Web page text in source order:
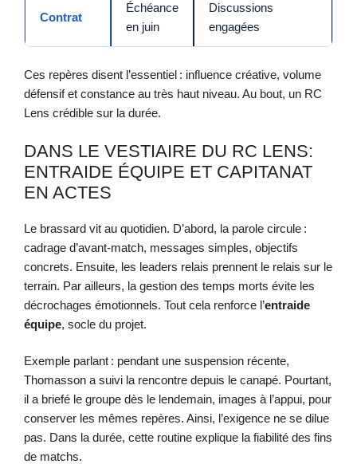
Contrat
Échéance
en juin
Discussions
engagées
Ces repères disent l’essentiel : influence créative, volume
défensif et constance au très haut niveau. Au bout, un RC
Lens crédible sur la durée.
DANS LE VESTIAIRE DU RC LENS:
ENTRAIDE ÉQUIPE ET CAPITANAT
EN ACTES
Le brassard vit au quotidien. D’abord, la parole circule :
cadrage d’avant-match, messages simples, objectifs
concrets. Ensuite, les leaders relais prennent le relais sur le
terrain. Par ailleurs, la gestion des temps morts évite les
décrochages émotionnels. Tout cela renforce l’entraide
équipe, socle du projet.
Exemple parlant : pendant une suspension récente,
Thomasson a suivi la rencontre depuis le canapé. Pourtant,
il a briefé le groupe dès le lendemain, images à l’appui, pour
conserver les mêmes repères. Ainsi, l’exigence ne se dilue
pas. Dans la durée, cette routine explique la fiabilité des fins
de matchs.